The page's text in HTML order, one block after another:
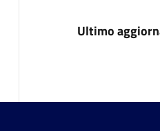
Ultimo